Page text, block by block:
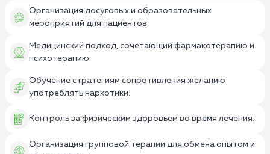
Организация досуговых и образовательных
мероприятий для пациентов.
Медицинский подход, сочетающий фармакотерапию и
психотерапию.
Обучение стратегиям сопротивления желанию
употреблять наркотики.
Контроль за физическим здоровьем во время лечения.
Организация групповой терапии для обмена опытом и